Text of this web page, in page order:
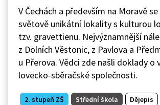
V Čechách a především na Moravě
světově unikátní lokality s kulturou
tzv. gravettienu. Nejvýznamnější
z Dolních Věstonic, z Pavlova a
u Přerova. Vědci zde našli doklady o
lovecko-sběračské společnosti.
2. stupeň ZŠ Střední škola Dějepis